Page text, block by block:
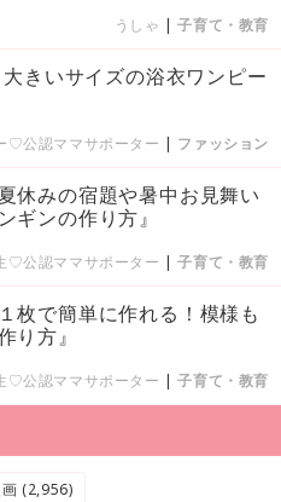
うしゃ |子育て・教育
大きいサイズの浴衣ワンピー
♡公認ママサポーター | ファッション
休みの宿題や暑中お見舞い
ギンの作り方』
♡公認ママサポーター |子育て・教育
枚で簡単に作れる！模様も
り方』
♡公認ママサポーター |子育て・教育
(2,956)